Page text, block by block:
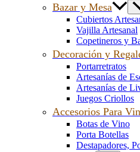
Bazar y Mesa
Cubiertos
Vajilla Artesanal
Copetineros y
Decoración y
Portarretratos
Artesanías de
Artesanías de
Juegos Criollos
Accesorios Para
Botas de Vino
Porta Botellas
Destapadores,